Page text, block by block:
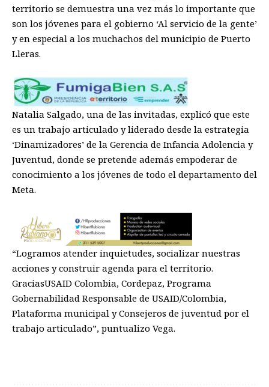
territorio se demuestra una vez más lo importante que
son los jóvenes para el gobierno ‘Al servicio de la gente’
y en especial a los muchachos del municipio de Puerto
Lleras.
Natalia Salgado, una de las invitadas, explicó que este
es un trabajo articulado yliderado desde la estrategia
‘Dinamizadores’ de la Gerencia de Infancia Adolencia y
Juventud, donde se pretende además empoderar de
conocimiento a los jóvenes de todo el departamento del
Meta.
“Logramos atender inquietudes, socializar nuestras
acciones y construir agenda para el territorio.
GraciasUSAID Colombia, Cordepaz, Programa
Gobernabilidad Responsable de USAID/Colombia,
Plataforma municipal y Consejeros de juventud por el
trabajo articulado”, puntualizo Vega.